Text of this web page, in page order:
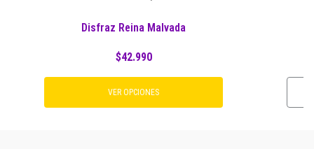
Disfraz Reina Malvada
$42.990
VER OPCIONES